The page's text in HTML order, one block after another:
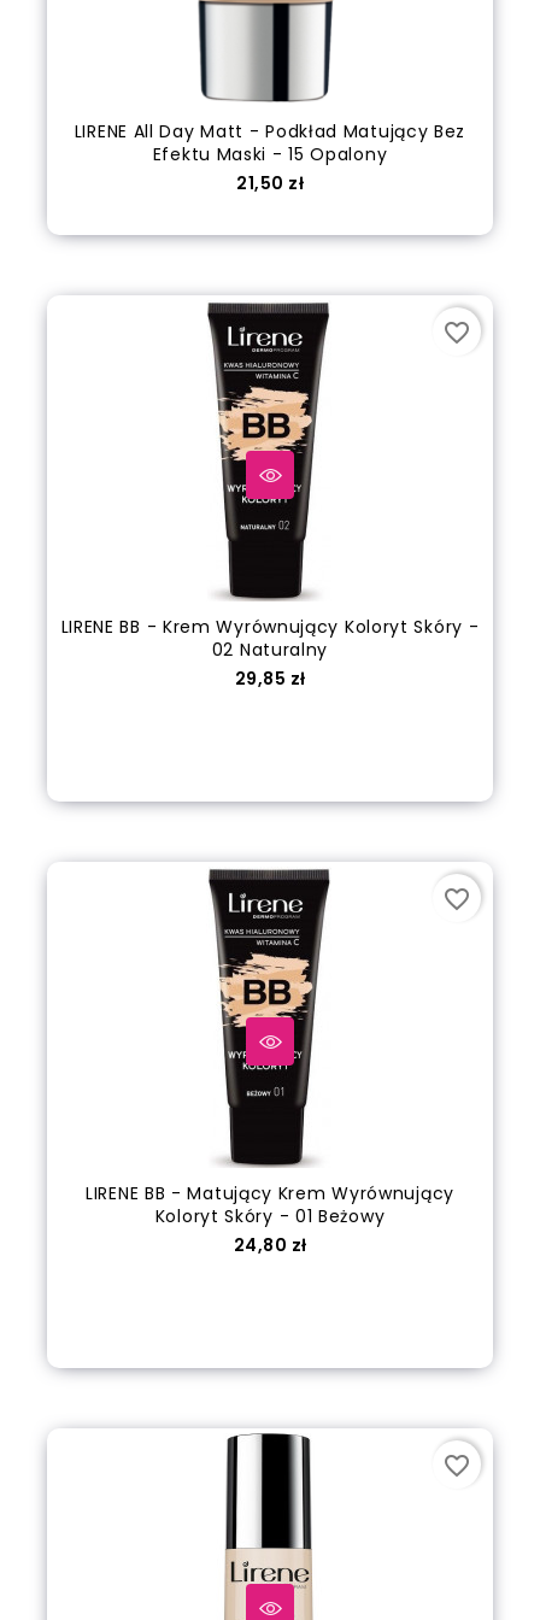
LIRENE All Day Matt - Podkład Matujący Bez
Efektu Maski - 15 Opalony
Cena
21,50 zł
LIRENE BB - Krem Wyrównujący Koloryt Skóry -
02 Naturalny
Cena
29,85 zł
favorite_border
LIRENE BB - Matujący Krem Wyrównujący
Koloryt Skóry - 01 Beżowy
Cena
24,80 zł
favorite_border
favorite_border